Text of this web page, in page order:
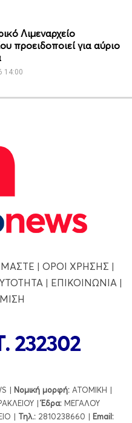
Λιμεναρχείο
προειδοποιεί για αύριο
14:00
| ΟΡΟΙ ΧΡΗΣΗΣ |
| ΕΠΙΚΟΙΝΩΝΙΑ |
| Νομική μορφή: ΑΤΟΜΙΚΗ |
|Έδρα: ΜΕΓΑΛΟΥ
| Τηλ.: 2810238660 | Εmail: